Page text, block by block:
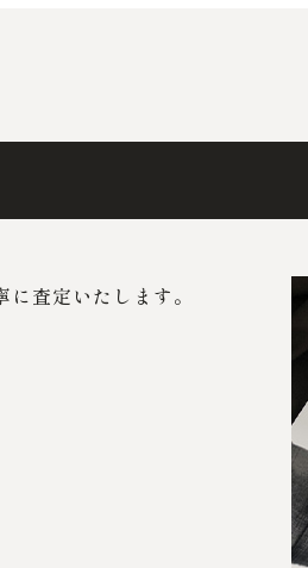
査定いたします。